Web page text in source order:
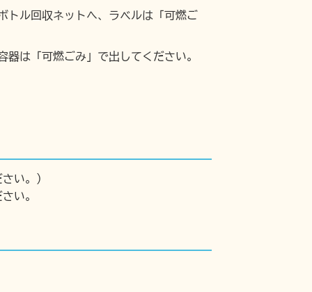
トル回収ネットへ、ラベルは「可燃ご
は「可燃ごみ」で出してください。
い。）
い。